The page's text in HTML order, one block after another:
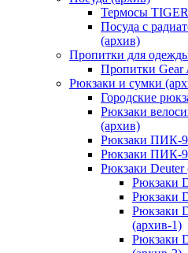
Термосы
Посуда с
(архив)
Пропитки для
Пропитки Gear
Рюкзаки и сумки
Городские
Рюкзаки
(архив)
Рюкзаки ПИК-
Рюкзаки ПИК-
Рюкзаки Deuter
Рюкзаки
Рюкзаки
Рюкзаки
(архив-1)
Рюкзаки